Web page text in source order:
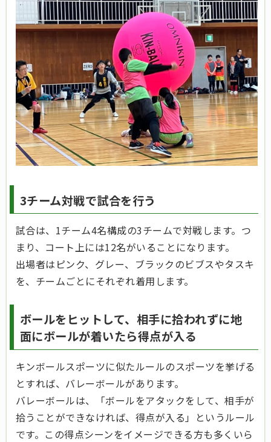
3チーム対戦で試合を行う
試合は、1チーム4名構成の3チームで対戦します。つ
まり、コート上には12名がいることになります。
出場者はピンク、グレー、ブラックのビブスやタスキ
を、チームごとにそれぞれ着用します。
ボールをヒットして、相手に拾われずに地
面にボールが着いたら得点が入る
キンボールスポーツに似たルールのスポーツを挙げる
とすれば、バレーボールがあります。
バレーボールは、「ボールをアタックをして、相手が
拾うことができなければ、得点が入る」というルール
です。この得点シーンをイメージできる方も多くいら